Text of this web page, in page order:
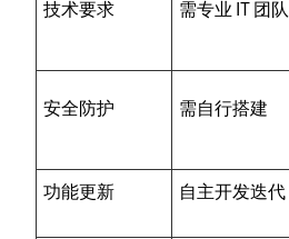
技术要求 需专业 IT 团队
安全防护 需自行搭建
功能更新 自主开发迭代